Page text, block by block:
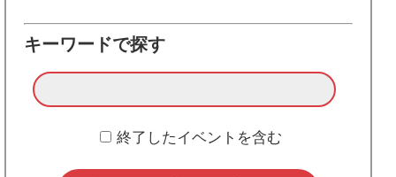
キーワードで探す
終了したイベントを含む